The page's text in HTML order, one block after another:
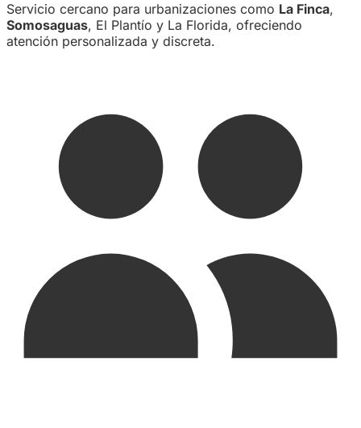
Servicio cercano para urbanizaciones como La Finca,
Somosaguas, El Plantío y La Florida, ofreciendo
atención personalizada y discreta.